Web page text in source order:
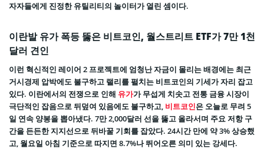
자자들에게 진정한 유틸리티의 놀이터가 열린 셈이다.
이란발 유가 폭등 뚫은 비트코인, 월스트리트 ETF가 7만 1천
달러 견인
이런 혁신적인 레이어 2 프로젝트에 엄청난 자금이 몰리는 배경에는 최근
거시경제 압박에도 불구하고 랠리를 펼치는 비트코인의 기세가 자리 잡고
있다. 이란에서의 전쟁으로 인해 유가가 무섭게 치솟고 전통 금융 시장이
극단적인 잡음으로 뒤덮여 있음에도 불구하고, 비트코인은 오늘로 무려 5
일 연속 양봉을 뽑아냈다. 7만 2,000달러 선을 뚫고 올라서며 주요 저항 구
간을 든든한 지지선으로 뒤바꿀 기회를 잡았다. 24시간 만에 약 3% 상승했
고, 월요일 아침 기준으로 따지면 8.7%나 뛰어오른 의미 있는 강세다.